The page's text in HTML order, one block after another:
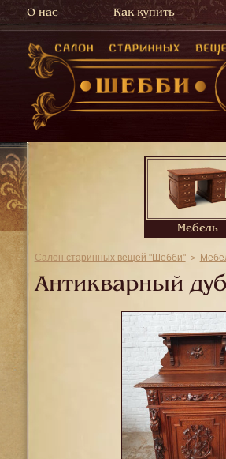
О нас Как купить
Мебель
Салон старинных вещей "Шебби"
Антикварный